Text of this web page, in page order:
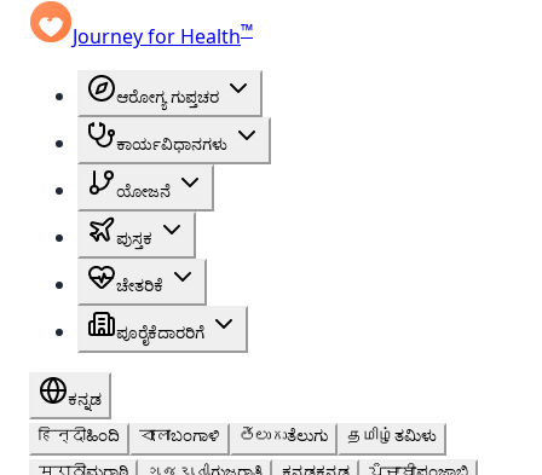
Journey for Health™
ಆರೋಗ್ಯ ಗುಪ್ತಚರ
ಕಾರ್ಯವಿಧಾನಗಳು
ಯೋಜನೆ
ಪುಸ್ತಕ
ಚೇತರಿಕೆ
ಪೂರೈಕೆದಾರರಿಗೆ
ಕನ್ನಡ
हिन्दीಹಿಂದಿ বাংলাಬಂಗಾಳಿ తెలుగుತೆಲುಗು தமிழ் ತಮಿಳು